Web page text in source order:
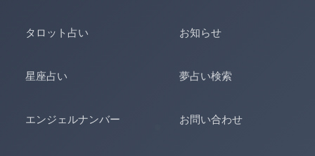
タロット占い
星座占い
エンジェルナンバー
お知らせ
夢占い検索
お問い合わせ